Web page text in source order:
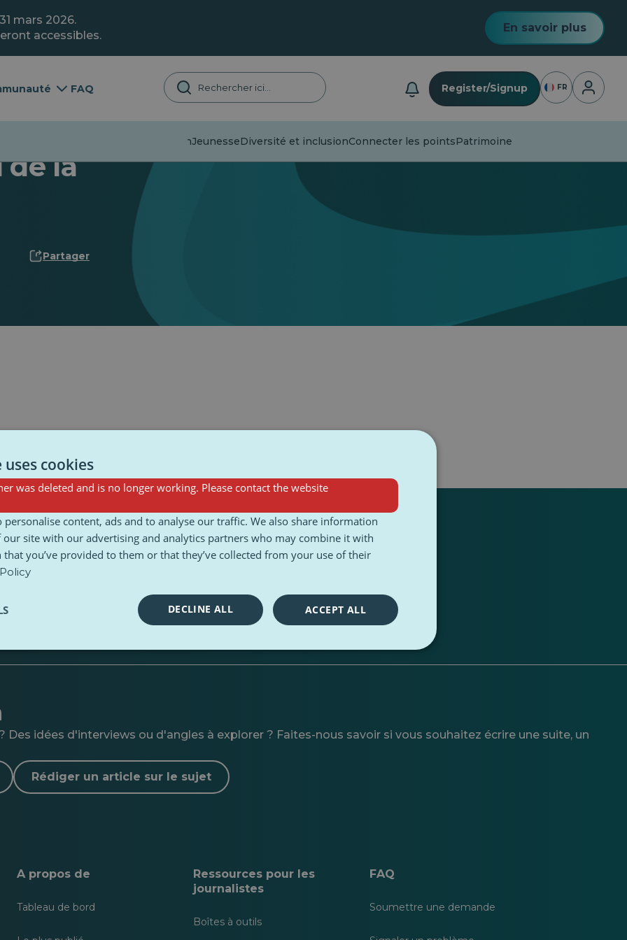
mars 2026.
accessibles.
En savoir plus
FAQ Register/Signup FR
DésinformationJeunesseDiversité et inclusionConnecter les pointsPatrimoine
de la
Partager
idées d'interviews ou d'angles à explorer ? Faites-nous savoir si vous souhaitez écrire une suite, un
Rédiger un article sur le sujet
A propos de
Tableau de bord
Ressources pour les
journalistes
Boîtes à outils
FAQ
Soumettre une demande
cookies
was deleted and is no longer working. Please contact the website
personalise content, ads and to analyse our traffic. We also share information
site with our advertising and analytics partners who may combine it with
you’ve provided to them or that they’ve collected from your use of their
ACCEPT ALL
DECLINE ALL